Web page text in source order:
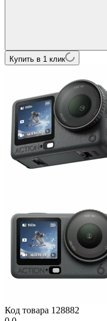
Купить в 1 клик
Код товара 128882